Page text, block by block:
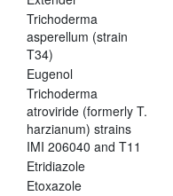
Trichoderma
asperellum (strain
T34)
Eugenol
Trichoderma
atroviride (formerly T.
harzianum) strains
IMI 206040 and T11
Etridiazole
Etoxazole